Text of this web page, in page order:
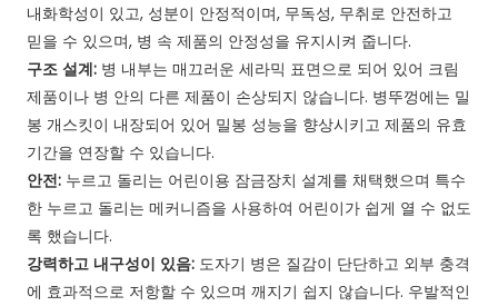
내화학성이 있고, 성분이 안정적이며, 무독성, 무취로 안전하고
믿을 수 있으며, 병 속 제품의 안정성을 유지시켜 줍니다.
구조 설계: 병 내부는 매끄러운 세라믹 표면으로 되어 있어 크림
제품이나 병 안의 다른 제품이 손상되지 않습니다. 병뚜껑에는 밀
봉 개스킷이 내장되어 있어 밀봉 성능을 향상시키고 제품의 유효
기간을 연장할 수 있습니다.
안전: 누르고 돌리는 어린이용 잠금장치 설계를 채택했으며 특수
한 누르고 돌리는 메커니즘을 사용하여 어린이가 쉽게 열 수 없도
록 했습니다.
강력하고 내구성이 있음: 도자기 병은 질감이 단단하고 외부 충격
에 효과적으로 저항할 수 있으며 깨지기 쉽지 않습니다. 우발적인